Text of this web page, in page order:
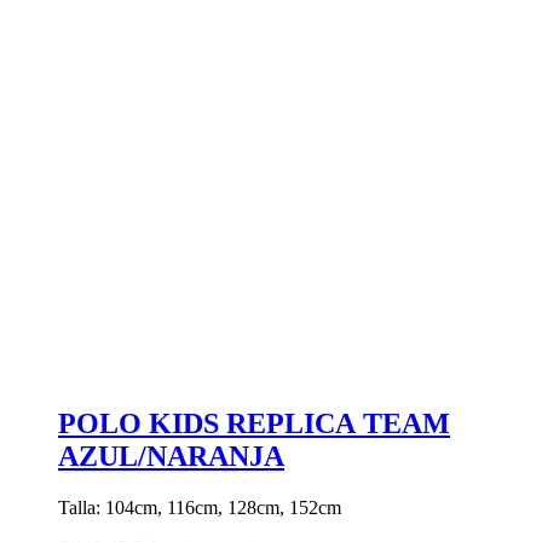
POLO KIDS REPLICA TEAM
AZUL/NARANJA
Talla: 104cm, 116cm, 128cm, 152cm